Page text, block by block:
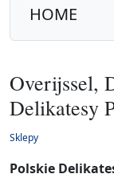
HOME
Overijssel,
Delikatesy
Sklepy
Polskie